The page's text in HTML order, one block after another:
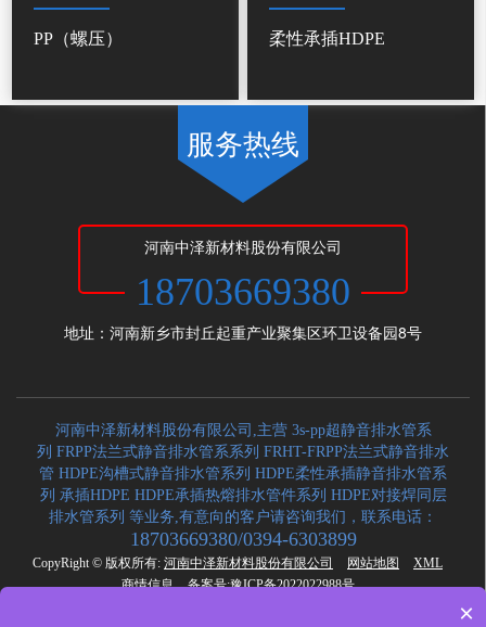
PP（螺压） 柔性承插HDPE
服务热线
河南中泽新材料股份有限公司
18703669380
地址：河南新乡市封丘起重产业聚集区环卫设备园8号
河南中泽新材料股份有限公司,主营 3s-pp超静音排水管系
列 FRPP法兰式静音排水管系系列 FRHT-FRPP法兰式静音排水
管 HDPE沟槽式静音排水管系列 HDPE柔性承插静音排水管系
列 承插HDPE HDPE承插热熔排水管件系列 HDPE对接焊同层
排水管系列 等业务,有意向的客户请咨询我们，联系电话：
18703669380/0394-6303899
CopyRight © 版权所有: 河南中泽新材料股份有限公司 网站地图
XML
商情信息
备案号:豫ICP备2022022988号
×